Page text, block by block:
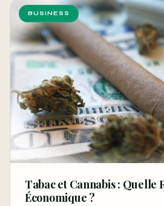
BUSINESS
Tabac et Cannabis : Quelle
Économique ?